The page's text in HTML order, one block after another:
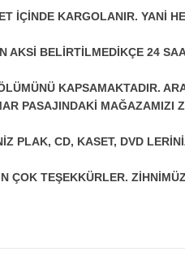
İÇİNDE KARGOLANIR. YANİ
AKSİ BELİRTİLMEDİKÇE 24
KAPSAMAKTADIR.
PASAJINDAKİ MAĞAZAMIZI
PLAK, CD, KASET, DVD
ÇOK TEŞEKKÜRLER.